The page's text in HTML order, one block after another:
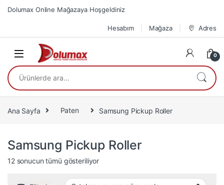
Skip to navigation
Skip to content
Dolumax Online Mağazaya Hoşgeldiniz
Hesabım Mağaza Adres
0
Ara:
Ana Sayfa Paten Samsung Pickup Roller
Samsung Pickup Roller
12 sonucun tümü gösteriliyorEn çok oy alana göre sıralandı